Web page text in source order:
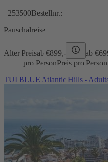
253500Bestellnr.:
Pauschalreise
Alter Preisab €899,- ab €
pro PersonPreis pro Person
TUI BLUE Atlantic Hills -